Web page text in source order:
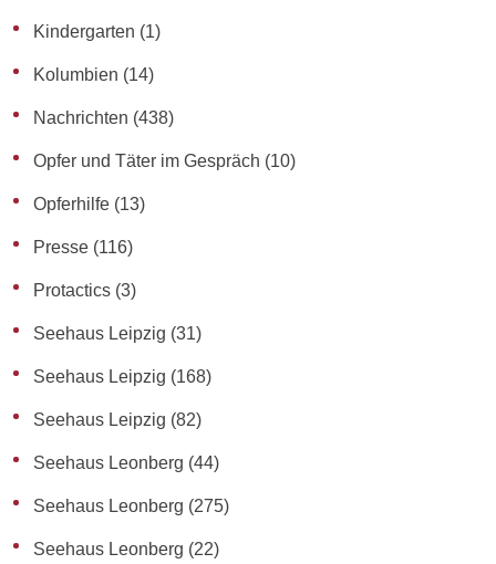
Kindergarten (1)
Kolumbien (14)
Nachrichten (438)
Opfer und Täter im Gespräch (10)
Opferhilfe (13)
Presse (116)
Protactics (3)
Seehaus Leipzig (31)
Seehaus Leipzig (168)
Seehaus Leipzig (82)
Seehaus Leonberg (44)
Seehaus Leonberg (275)
Seehaus Leonberg (22)